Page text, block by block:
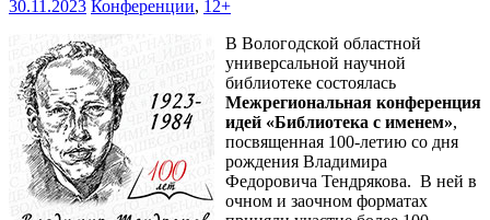
30.11.2023 Конференции, 12+
В Вологодской областной
универсальной научной
библиотеке состоялась
Межрегиональная конференция
идей «Библиотека с именем»,
посвященная 100-летию со дня
рождения Владимира
Федоровича Тендрякова. В ней в
очном и заочном форматах